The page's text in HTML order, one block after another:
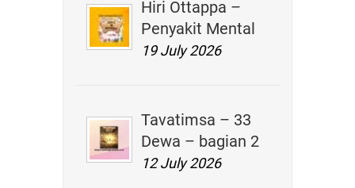
Hiri Ottappa –
Penyakit Mental
19 July 2026
Tavatimsa – 33
Dewa – bagian 2
12 July 2026